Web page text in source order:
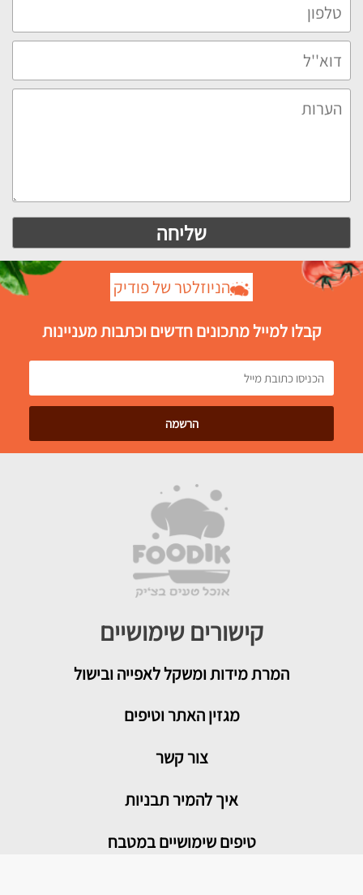
הניוזלטר של פודיק
קבלו למייל מתכונים חדשים וכתבות מעניינות
קישורים שימושיים
המרת מידות ומשקל לאפייה ובישול
מגזין האתר וטיפים
צור קשר
איך להמיר תבניות
טיפים שימושיים במטבח